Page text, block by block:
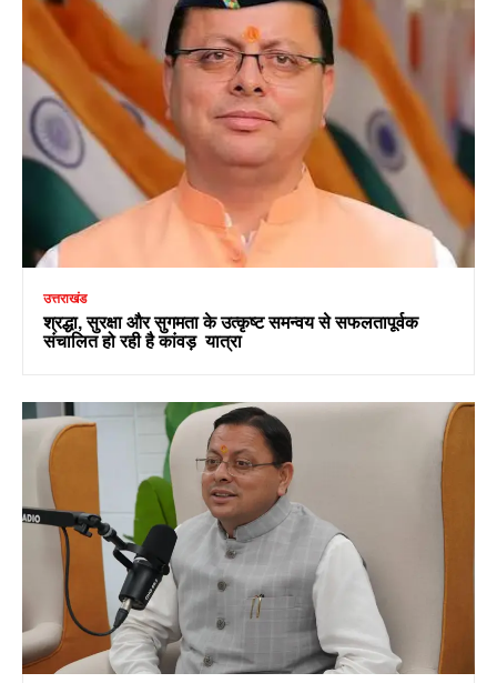
उत्तराखंड
श्रद्धा, सुरक्षा और सुगमता के उत्कृष्ट समन्वय से सफलतापूर्वक
संचालित हो रही है कांवड़ यात्रा